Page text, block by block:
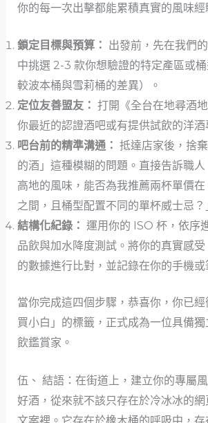
你的每一次出擊都能累積真實的風味經
鎖定目標與預算： 出發前，先在我們
中挑選 2-3 款你想驗證的特定產區或
較波本桶與雪莉桶的差異）。
定位友善盟友： 打開《全台在地尋酒
你最近的認證酒吧或有提供試飲的洋酒
吧台前的精準溝通： 抵達店家後，捨
的酒」這種模糊的問題。直接告訴職
高地的風味，能否為我推薦兩杯單價
之間，且桶型配置不同的單杯威士忌？
結構化紀錄： 運用你的 ISO 杯，依序
品飲與加水降度測試。將你的真實感
的數據進行比對，並記錄在你的手機或
當你完成這四個步驟，恭喜你，你已
買小白」的標籤，正式成為一位具備
飲鑑賞家。
伍、 結語：在街道上，建立你的專屬
好酒，從來就不該只存在於冷冰冰的